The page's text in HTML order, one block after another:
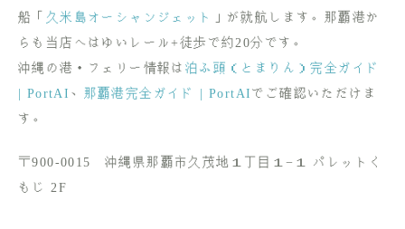
船「 久米島オーシャンジェット
」が就航します。那覇港か
らも当店へはゆいレール+徒歩で約20分です。
沖縄の港・フェリー情報は 泊ふ頭（とまりん）完全ガイド
| PortAI 、 那覇港完全ガイド | PortAI でご確認いただけま
す。
〒900-0015 沖縄県那覇市久茂地１丁目１−１ パレットく
もじ 2F